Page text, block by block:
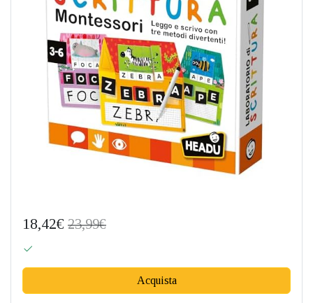
18,42€ 23,99€
Acquista